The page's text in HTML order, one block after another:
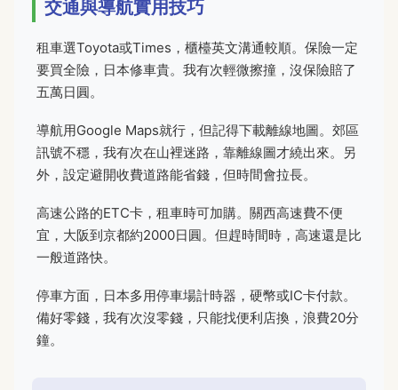
交通與導航實用技巧
租車選Toyota或Times，櫃檯英文溝通較順。保險一定
要買全險，日本修車貴。我有次輕微擦撞，沒保險賠了
五萬日圓。
導航用Google Maps就行，但記得下載離線地圖。郊區
訊號不穩，我有次在山裡迷路，靠離線圖才繞出來。另
外，設定避開收費道路能省錢，但時間會拉長。
高速公路的ETC卡，租車時可加購。關西高速費不便
宜，大阪到京都約2000日圓。但趕時間時，高速還是比
一般道路快。
停車方面，日本多用停車場計時器，硬幣或IC卡付款。
備好零錢，我有次沒零錢，只能找便利店換，浪費20分
鐘。